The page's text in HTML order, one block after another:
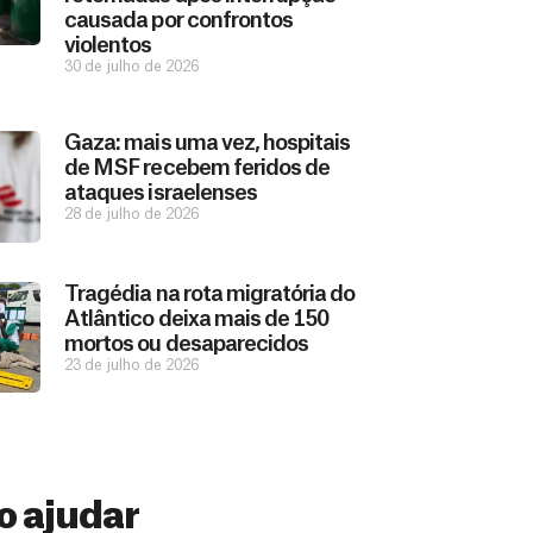
causada por confrontos
violentos
30 de julho de 2026
Gaza: mais uma vez, hospitais
de MSF recebem feridos de
ataques israelenses
28 de julho de 2026
Tragédia na rota migratória do
Atlântico deixa mais de 150
mortos ou desaparecidos
23 de julho de 2026
ajudar